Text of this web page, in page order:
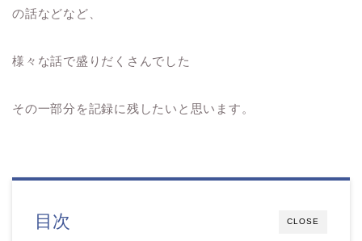
の話などなど、
様々な話で盛りだくさんでした
その一部分を記録に残したいと思います。
CLOSE
目次